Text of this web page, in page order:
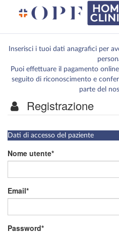
Inserisci i tuoi dati anagrafici per
Puoi effettuare il pagamento
seguito di riconoscimento e
parte del
Registrazione
I
campi
contrassegnati
da
sono
obbligatori
Dati di accesso del paziente
Nome utente
Email
Password